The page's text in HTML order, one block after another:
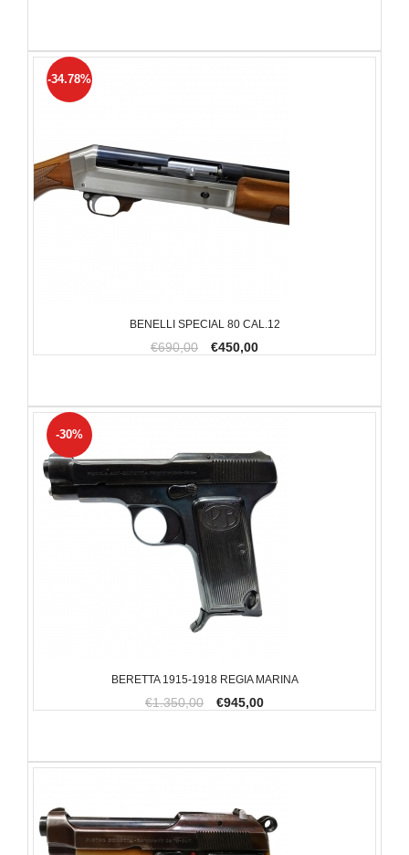
BENELLI SPECIAL 80 CAL.12
€690,00 €450,00
-34.78%
BERETTA 1915-1918 REGIA MARINA
€1.350,00 €945,00
-30%